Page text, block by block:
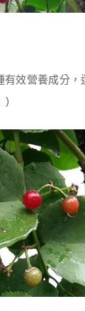
效營養成分，
)